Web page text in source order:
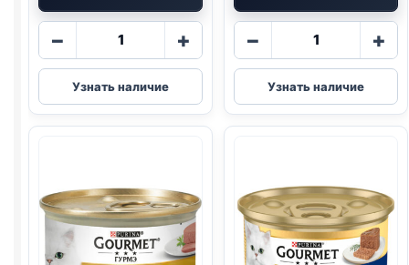
−
Количество
Gourmet
Gold
ж/
террин
90г
+
Узнать наличие
−
Количество
Gourmet
Gold
ж/
МОРКОВЬ)
биточки
90г
+
Узнать наличие